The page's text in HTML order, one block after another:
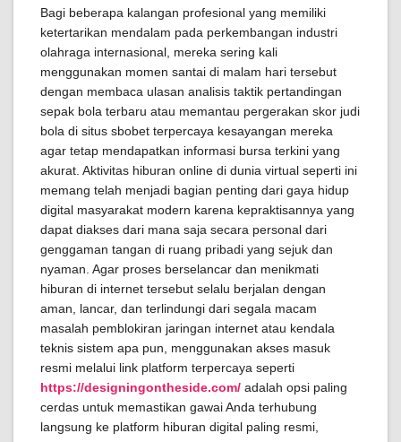
Bagi beberapa kalangan profesional yang memiliki
ketertarikan mendalam pada perkembangan industri
olahraga internasional, mereka sering kali
menggunakan momen santai di malam hari tersebut
dengan membaca ulasan analisis taktik pertandingan
sepak bola terbaru atau memantau pergerakan skor judi
bola di situs sbobet terpercaya kesayangan mereka
agar tetap mendapatkan informasi bursa terkini yang
akurat. Aktivitas hiburan online di dunia virtual seperti ini
memang telah menjadi bagian penting dari gaya hidup
digital masyarakat modern karena kepraktisannya yang
dapat diakses dari mana saja secara personal dari
genggaman tangan di ruang pribadi yang sejuk dan
nyaman. Agar proses berselancar dan menikmati
hiburan di internet tersebut selalu berjalan dengan
aman, lancar, dan terlindungi dari segala macam
masalah pemblokiran jaringan internet atau kendala
teknis sistem apa pun, menggunakan akses masuk
resmi melalui link platform terpercaya seperti
https://designingontheside.com/ adalah opsi paling
cerdas untuk memastikan gawai Anda terhubung
langsung ke platform hiburan digital paling resmi,